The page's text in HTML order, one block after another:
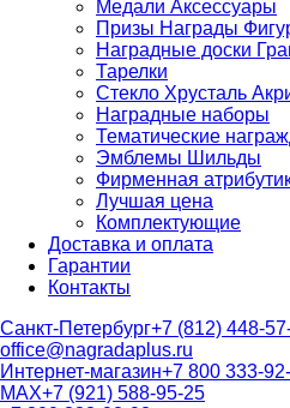
Медали Аксессуары
Призы Награды
Наградные доски
Тарелки
Стекло Хрусталь
Наградные наборы
Тематические
Эмблемы Шильды
Фирменная
Лучшая цена
Комплектующие
Доставка и оплата
Гарантии
Контакты
Санкт-Петербург+7 (812) 448-
office@nagradaplus.ru
Интернет-магазин+7 800 333-
MAX+7 (921) 588-95-25